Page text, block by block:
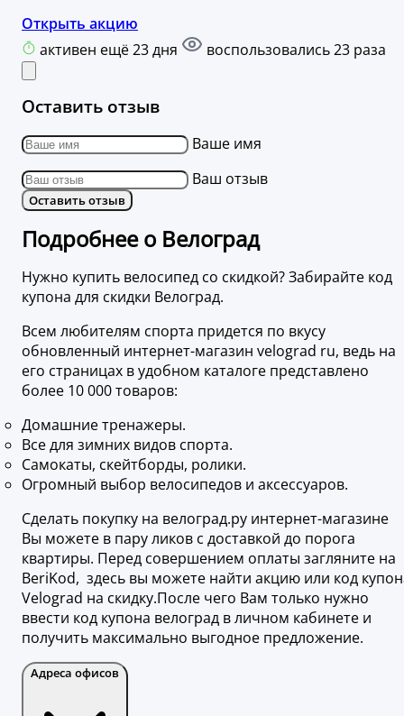
Открыть акцию
активен ещё 23 дня
воспользовались 23 раза
Оставить отзыв
Ваше имя
Ваш отзыв
Оставить отзыв
Подробнее о Велоград
Нужно купить велосипед со скидкой? Забирайте код
купона для скидки Велоград.
Всем любителям спорта придется по вкусу
обновленный интернет-магазин velograd ru, ведь на
его страницах в удобном каталоге представлено
более 10 000 товаров:
Домашние тренажеры.
Все для зимних видов спорта.
Самокаты, скейтборды, ролики.
Огромный выбор велосипедов и аксессуаров.
Сделать покупку на велоград.ру интернет-магазине
Вы можете в пару ликов с доставкой до порога
квартиры. Перед совершением оплаты загляните на
BeriKod, здесь вы можете найти акцию или код
Velograd на скидку.После чего Вам только нужно
ввести код купона велоград в личном кабинете и
получить максимально выгодное предложение.
Адреса офисов